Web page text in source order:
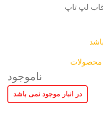
لپ تاپ
محصولات
ناموجود
در انبار موجود نمی باشد